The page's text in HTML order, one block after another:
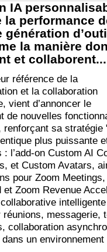
IA
la performance
génération
la manière
et collaborent...
référence de la
et la collaboration
vient d’annoncer le
de nouvelles
renforçant sa stratégie
plus puissante
: l’add-on Custom AI
et Custom Avatars,
pour Zoom
et Zoom Revenue
réunions, messagerie,
collaboration
un environnement